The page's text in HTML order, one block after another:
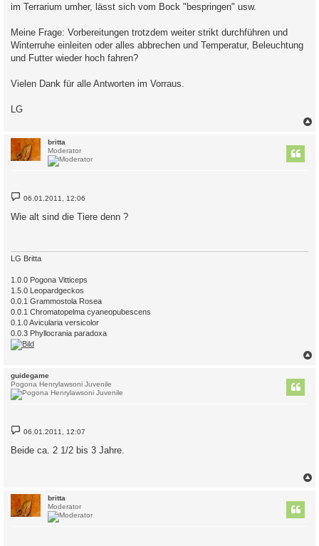
im Terrarium umher, lässt sich vom Bock "bespringen" usw.
Meine Frage: Vorbereitungen trotzdem weiter strikt durchführen und
Winterruhe einleiten oder alles abbrechen und Temperatur, Beleuchtung
und Futter wieder hoch fahren?
Vielen Dank für alle Antworten im Vorraus.
LG
britta
Moderator
B
e
t
06.01.2011, 12:06
Wie alt sind die Tiere denn ?
LG Britta
1.0.0 Pogona Vitticeps
1.5.0 Leopardgeckos
0.0.1 Grammostola Rosea
0.0.1 Chromatopelma cyaneopubescens
0.1.0 Avicularia versicolor
0.0.3 Phyllocrania paradoxa
guidegame
Pogona Henrylawsoni Juvenile
B
i
t
06.01.2011, 12:07
Beide ca. 2 1/2 bis 3 Jahre.
britta
Moderator